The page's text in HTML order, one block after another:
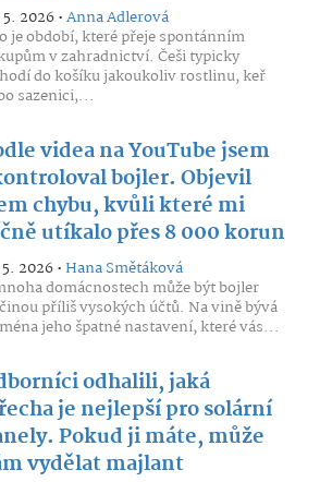
2026 •Anna Adlerová
je období, které přeje spontánním
v zahradnictví. Češi typicky
do košíku jakoukoliv rostlinu, keř
sazenici,...
videa na YouTube jsem
bojler. Objevil
chybu, kvůli které mi
utíkalo přes 8 000 korun
2026 •Hana Smětáková
domácnostech může být bojler
příliš vysokých účtů. Na vině bývá
jeho špatné nastavení, které vás...
odhalili, jaká
je nejlepší pro solární
Pokud ji máte, může
vydělat majlant